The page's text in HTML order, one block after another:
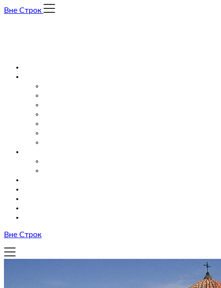
Skip
Вне Строк
Вне Строк